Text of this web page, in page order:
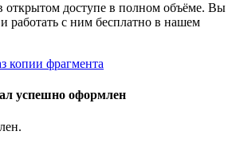
открытом доступе в полном объёме. Вы
работать с ним бесплатно в нашем
копии фрагмента
успешно оформлен